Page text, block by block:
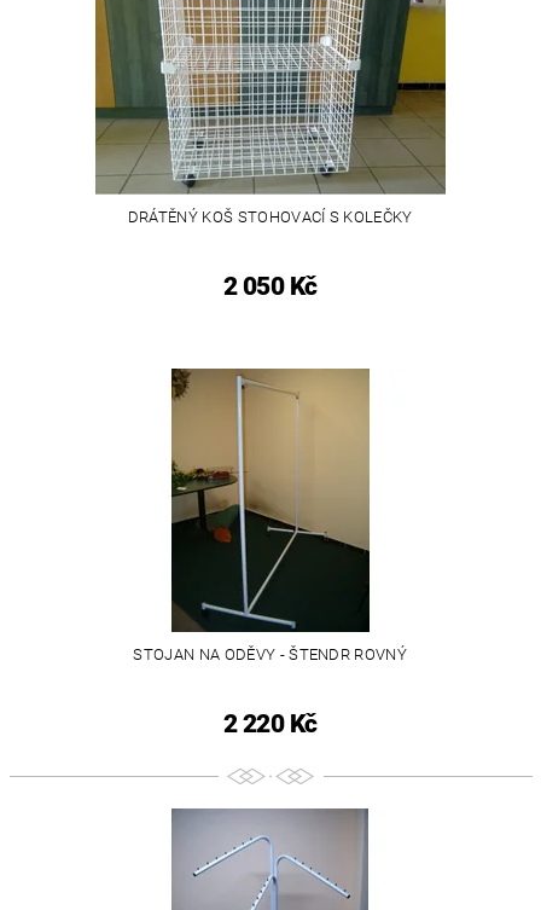
DRÁTĚNÝ KOŠ STOHOVACÍ S KOLEČKY
2 050 Kč
STOJAN NA ODĚVY - ŠTENDR ROVNÝ
2 220 Kč